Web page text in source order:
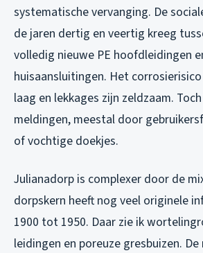
systematische vervanging. De
de jaren dertig en veertig kreeg
volledig nieuwe PE hoofdleidingen
huisaansluitingen. Het
laag en lekkages zijn zeldzaam.
meldingen, meestal door
of vochtige doekjes.
Julianadorp is complexer door de
dorpskern heeft nog veel originele
1900 tot 1950. Daar zie ik
leidingen en poreuze gresbuizen.